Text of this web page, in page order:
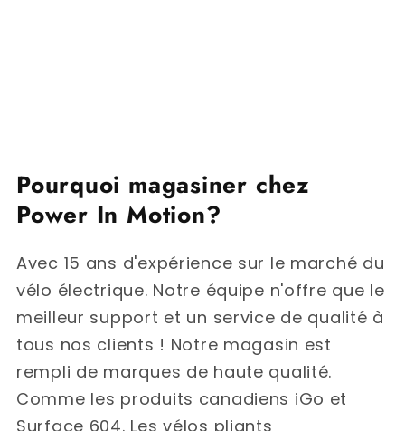
Pourquoi magasiner chez
Power In Motion?
Avec 15 ans d'expérience sur le marché du
vélo électrique. Notre équipe n'offre que le
meilleur support et un service de qualité à
tous nos clients ! Notre magasin est
rempli de marques de haute qualité.
Comme les produits canadiens iGo et
Surface 604. Les vélos pliants